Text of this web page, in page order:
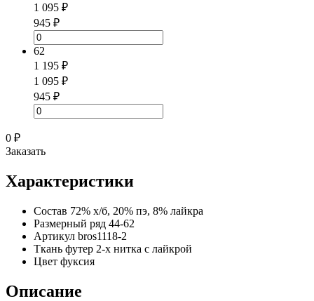
1 095 ₽
945 ₽
62
1 195 ₽
1 095 ₽
945 ₽
0 ₽
Заказать
Характеристики
Состав 72% х/б, 20% пэ, 8% лайкра
Размерный ряд 44-62
Артикул bros1118-2
Ткань футер 2-х нитка с лайкрой
Цвет фуксия
Описание